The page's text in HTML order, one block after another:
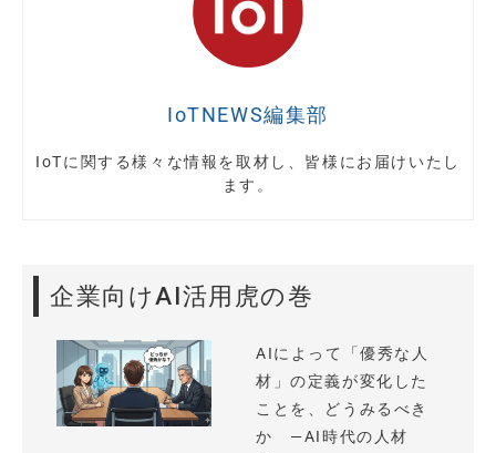
IoTNEWS編集部
IoTに関する様々な情報を取材し、皆様にお届けいたし
ます。
企業向けAI活用虎の巻
AIによって「優秀な人
材」の定義が変化した
ことを、どうみるべき
か —AI時代の人材